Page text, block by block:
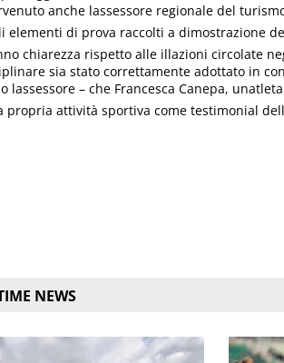
anche lassessore regionale del
elementi di prova raccolti a dimostrazione
chiarezza rispetto alle illazioni circolate
sia stato correttamente adottato in
lassessore – che Francesca Canepa,
propria attività sportiva come testimonial
NEWS